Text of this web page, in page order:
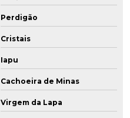
Perdigão
Cristais
Iapu
Cachoeira de Minas
Virgem da Lapa